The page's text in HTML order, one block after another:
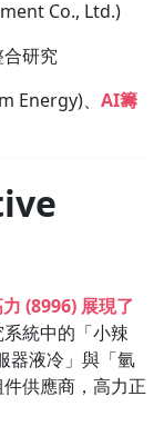
Co., Ltd.)
研究
Energy)、 AI籌
(8996) 展現了
統中的「小辣
器液冷」與「氫
供應商，高力正